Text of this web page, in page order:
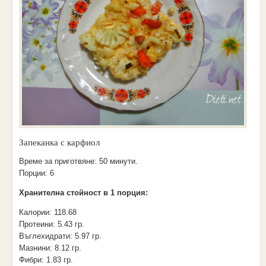
Запеканка с карфиол
Време за приготвяне: 50 минути.
Порции: 6
Хранителна стойност в 1 порция:
Калории: 118.68
Протеини: 5.43 гр.
Въглехидрати: 5.97 гр.
Мазнини: 8.12 гр.
Фибри: 1.83 гр.